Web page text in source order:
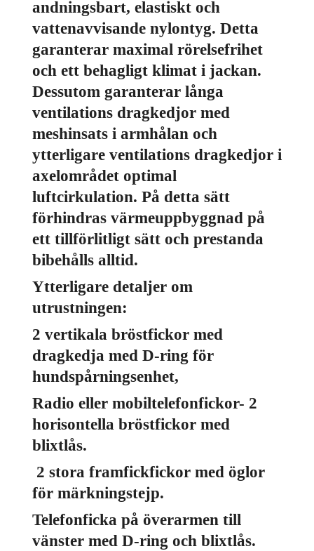
andningsbart, elastiskt och
vattenavvisande nylontyg. Detta
garanterar maximal rörelsefrihet
och ett behagligt klimat i jackan.
Dessutom garanterar långa
ventilations dragkedjor med
meshinsats i armhålan och
ytterligare ventilations dragkedjor i
axelområdet optimal
luftcirkulation. På detta sätt
förhindras värmeuppbyggnad på
ett tillförlitligt sätt och prestanda
bibehålls alltid.
Ytterligare detaljer om
utrustningen:
2 vertikala bröstfickor med
dragkedja med D-ring för
hundspårningsenhet,
Radio eller mobiltelefonfickor- 2
horisontella bröstfickor med
blixtlås.
2 stora framfickfickor med öglor
för märkningstejp.
Telefonficka på överarmen till
vänster med D-ring och blixtlås.